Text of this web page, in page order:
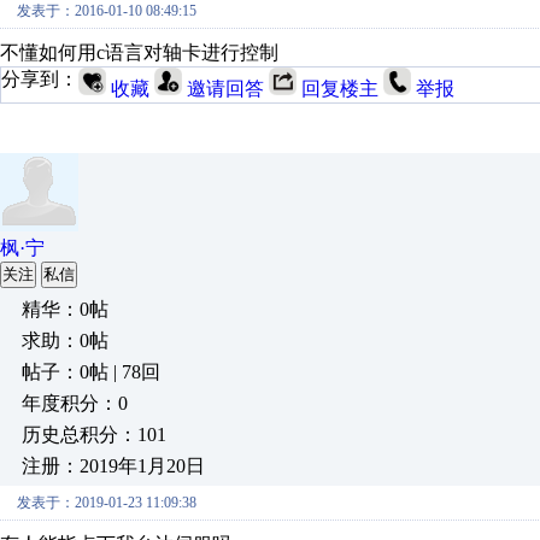
发表于：2016-01-10 08:49:15
不懂如何用c语言对轴卡进行控制
分享到：
收藏 邀请回答 回复楼主 举报
枫·宁
关注 私信
精华：0帖
求助：0帖
帖子：0帖 | 78回
年度积分：0
历史总积分：101
注册：2019年1月20日
发表于：2019-01-23 11:09:38